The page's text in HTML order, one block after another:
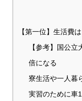
【第一位】生活費
【参考】国公
倍になる
寮生活や一人暮
実習のために車